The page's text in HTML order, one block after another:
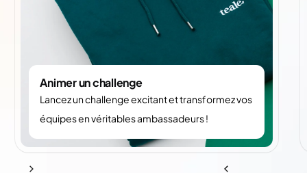
Animer un challenge
Lancez un challenge excitant et transformez vos
équipes en véritables ambassadeurs !